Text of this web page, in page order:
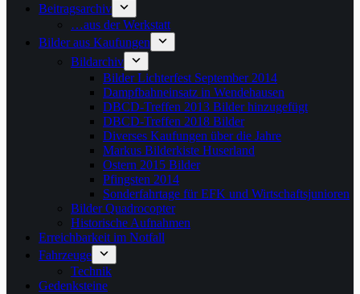
Beitragsarchiv
…aus der Werkstatt
Bilder aus Kaufungen
Bildarchiv
Bilder Lichterfest September 2014
Dampfbahneinsatz in Wendehausen
DBCD-Treffen 2013 Bilder hinzugefügt
DBCD-Treffen 2018 Bilder
Diverses Kaufungen über die Jahre
Markus Bilderkiste Huserland
Ostern 2015 Bilder
Pfingsten 2014
Sonderfahrtage für EFK und Wirtschaftsjunioren
Bilder Quadrocopter
Historische Aufnahmen
Erreichbarkeit im Notfall
Fahrzeuge
Technik
Gedenksteine